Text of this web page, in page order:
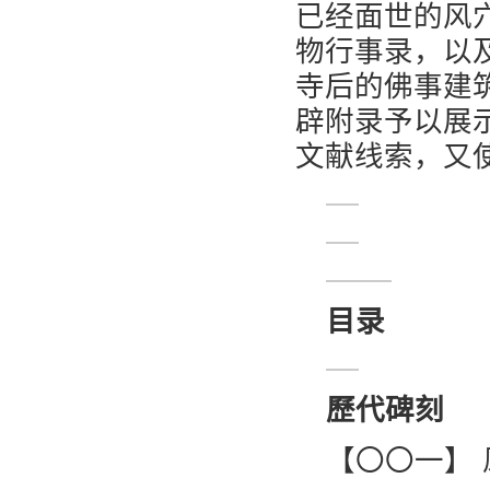
已经面世的风
物行事录，以
寺后的佛事建
辟附录予以展
文献线索，又
目录
歷代碑刻
【〇〇一